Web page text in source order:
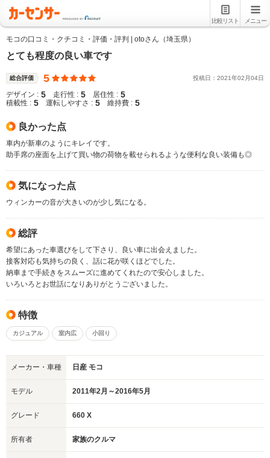
比較リスト メニュー
モコの口コミ・クチコミ・評価・評判 | otoさん（埼玉県）
とても程度の良い車です
総合評価 5 投稿日： 2021年02 月04日
デザイン : 5 走行性 : 5 居住性 : 5
積載性 : 5 運転しやすさ : 5 維持費 : 5
良かった点
車内が新車のようにキレイです。
助手席の座面を上げて買い物の荷物を載せられるような便利な良い装備も◎
気になった点
ウィンカーの音が大きいのが少し気になる。
総評
希望にあった車選びをして下さり、良い車に出会えました。
接客対応も気持ちの良く、話に花が咲くほどでした。
納車まで手続きをスムーズに進めてくれたので安心しました。
いろいろとお世話になりありがとうございました。
特徴
カジュアル 室内広 小回り
メーカー・車種 日産 モコ
モデル 2011年2月～2016年5月
グレード 660 X
所有者 家族のクルマ